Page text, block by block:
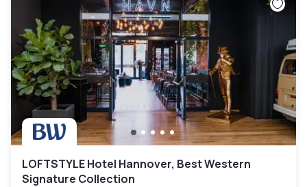
LOFTSTYLE Hotel Hannover, Best Western
Signature Collection